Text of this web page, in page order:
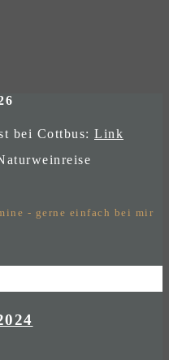
bei Cottbus: Link
- gerne einfach bei mir